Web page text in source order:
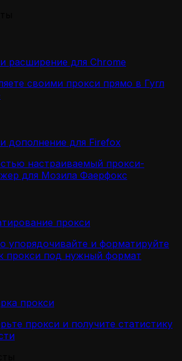
расширение для Chrome
своими прокси прямо в Гугл
дополнение для Firefox
настраиваемый прокси-
для Мозила Фаерфокс
прокси
упорядочивайте и форматируйте
прокси под нужный формат
прокси
прокси и получите статистику